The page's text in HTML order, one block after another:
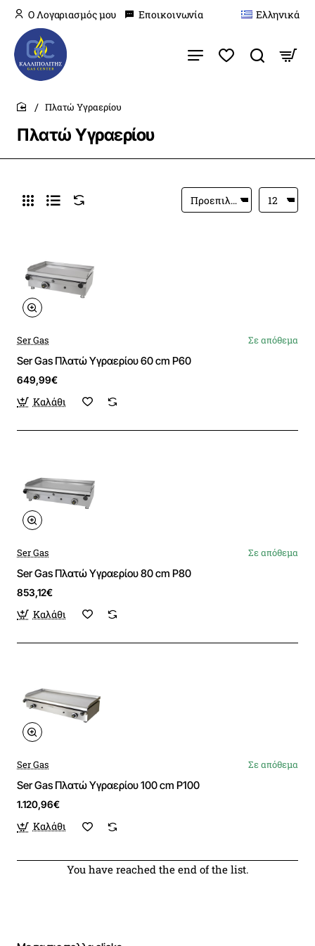
O Λογαριασμός μου Εποικοινωνία Ελληνικά
Πλατώ Υγραερίου
home
Πλατώ Υγραερίου
Ser Gas Σε απόθεμα
Ser Gas Πλατώ Υγραερίου 60 cm P60
649,99€
Καλάθι
Ser Gas Σε απόθεμα
Ser Gas Πλατώ Υγραερίου 80 cm P80
853,12€
Καλάθι
Ser Gas Σε απόθεμα
Ser Gas Πλατώ Υγραερίου 100 cm P100
1.120,96€
Καλάθι
You have reached the end of the list.